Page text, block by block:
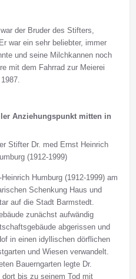
der Bruder des Stifters,
war ein sehr beliebter, immer
und seine Milchkannen noch
mit dem Fahrrad zur Meierei
Anziehungspunkt mitten in
Stifter Dr. med Ernst Heinrich
(1912-1999)
Humburg (1912-1999) am
Schenkung Haus und
auf die Stadt Barmstedt.
zunächst aufwändig
abgerissen und
in einen idyllischen dörflichen
und Wiesen verwandelt.
Bauerngarten legte Dr.
bis zu seinem Tod mit